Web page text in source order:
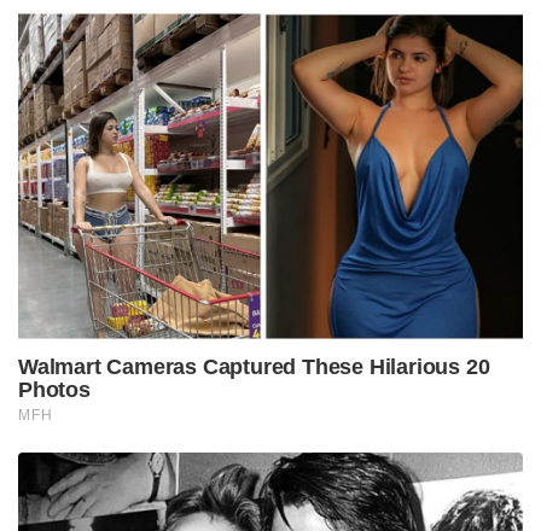
Walmart Cameras Captured These Hilarious 20
Photos
MFH